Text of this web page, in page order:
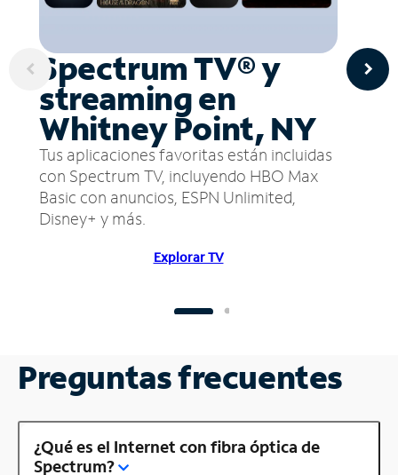
Spectrum TV® y
streaming en
Whitney Point, NY
Tus aplicaciones favoritas están incluidas
con Spectrum TV, incluyendo HBO Max
Basic con anuncios, ESPN Unlimited,
Disney+ y más.
Explorar TV
Preguntas frecuentes
¿Qué es el Internet con fibra óptica de
Spectrum?